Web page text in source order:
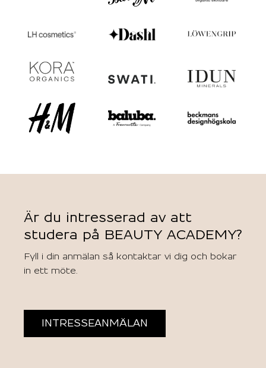
Är du intresserad av att
studera på BEAUTY ACADEMY?
Fyll i din anmälan så kontaktar vi dig och bokar
in ett möte.
INTRESSEANMÄLAN